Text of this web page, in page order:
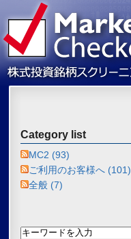
Category list
MC2 (93)
ご利用のお客様へ (101)
全般 (7)